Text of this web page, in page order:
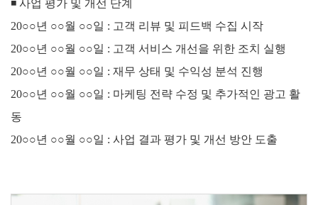
◾ 사업 평가 및 개선 단계
20○○년 ○○월 ○○일 : 고객 리뷰 및 피드백 수집 시작
20○○년 ○○월 ○○일 : 고객 서비스 개선을 위한 조치 실행
20○○년 ○○월 ○○일 : 재무 상태 및 수익성 분석 진행
20○○년 ○○월 ○○일 : 마케팅 전략 수정 및 추가적인 광고 활
동
20○○년 ○○월 ○○일 : 사업 결과 평가 및 개선 방안 도출